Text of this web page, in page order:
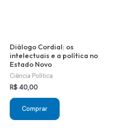
Diálogo Cordial: os
intelectuais e a política no
Estado Novo
Ciência Política
R$ 40,00
Comprar